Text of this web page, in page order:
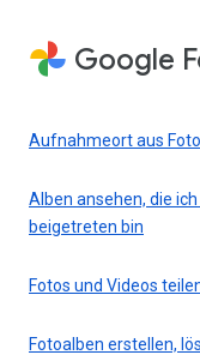
Google
Aufnahmeort aus
Alben ansehen, die
beigetreten bin
Fotos und Videos
Fotoalben erstellen,